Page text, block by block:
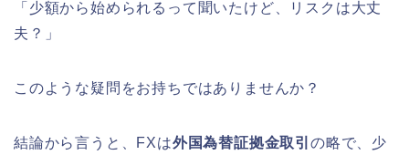
「少額から始められるって聞いたけど、リスクは大丈
夫？」
このような疑問をお持ちではありませんか？
結論から言うと、FXは外国為替証拠金取引の略で、少